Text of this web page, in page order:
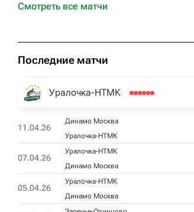
Смотреть все матчи
Последние матчи
Уралочка-НТМК
11.04.26
Динамо Москва
Уралочка-НТМК
07.04.26
Уралочка-НТМК
Динамо Москва
05.04.26
Уралочка-НТМК
Динамо Москва